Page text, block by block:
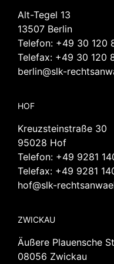
Alt-Tegel 13
13507 Berlin
Telefon: +49 30 120
Telefax: +49 30 120
berlin@slk-
HOF
Kreuzsteinstraße 30
95028 Hof
Telefon: +49 9281
Telefax: +49 9281
hof@slk-
ZWICKAU
Äußere Plauensche
08056 Zwickau